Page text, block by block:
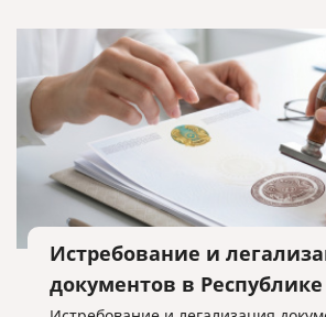
Истребование и
документов в Республике